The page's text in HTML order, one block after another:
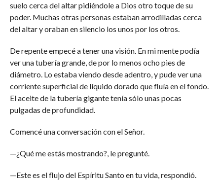
suelo cerca del altar pidiéndole a Dios otro toque de su
poder. Muchas otras personas estaban arrodilladas cerca
del altar y oraban en silencio los unos por los otros.
De repente empecé a tener una visión. En mi mente podía
ver una tubería grande, de por lo menos ocho pies de
diámetro. Lo estaba viendo desde adentro, y pude ver una
corriente superficial de líquido dorado que fluía en el fondo.
El aceite de la tubería gigante tenía sólo unas pocas
pulgadas de profundidad.
Comencé una conversación con el Señor.
—¿Qué me estás mostrando?, le pregunté.
—Este es el flujo del Espíritu Santo en tu vida, respondió.